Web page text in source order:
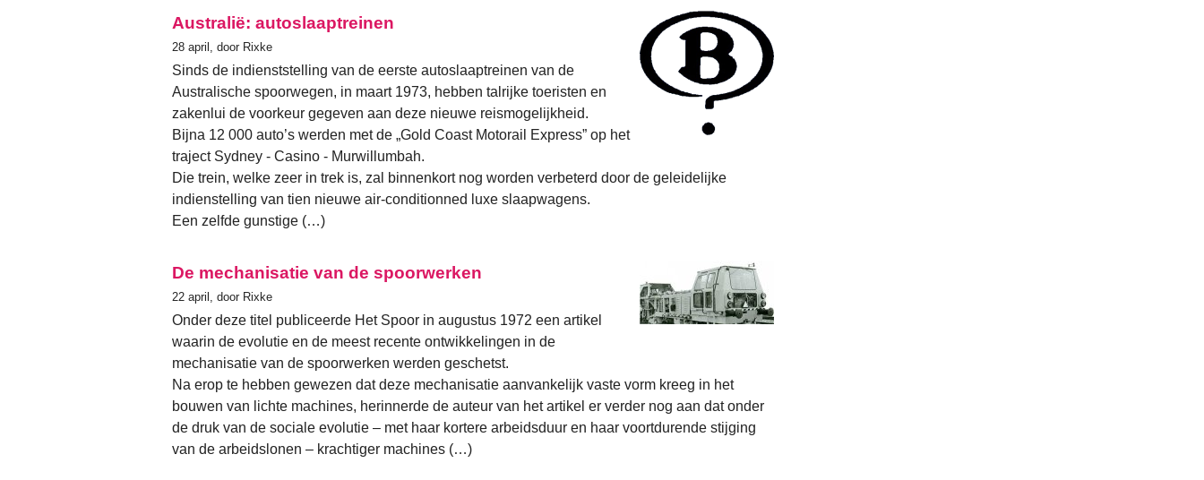
Australië: autoslaaptreinen
28 april, door Rixke
Sinds de indienststelling van de eerste autoslaaptreinen van de
Australische spoorwegen, in maart 1973, hebben talrijke toeristen en
zakenlui de voorkeur gegeven aan deze nieuwe reismogelijkheid.
Bijna 12 000 auto’s werden met de „Gold Coast Motorail Express” op het
traject Sydney - Casino - Murwillumbah.
Die trein, welke zeer in trek is, zal binnenkort nog worden verbeterd door de geleidelijke
indienstelling van tien nieuwe air-conditionned luxe slaapwagens.
Een zelfde gunstige (…)
De mechanisatie van de spoorwerken
22 april, door Rixke
Onder deze titel publiceerde Het Spoor in augustus 1972 een artikel
waarin de evolutie en de meest recente ontwikkelingen in de
mechanisatie van de spoorwerken werden geschetst.
Na erop te hebben gewezen dat deze mechanisatie aanvankelijk vaste vorm kreeg in het
bouwen van lichte machines, herinnerde de auteur van het artikel er verder nog aan dat onder
de druk van de sociale evolutie – met haar kortere arbeidsduur en haar voortdurende stijging
van de arbeidslonen – krachtiger machines (…)